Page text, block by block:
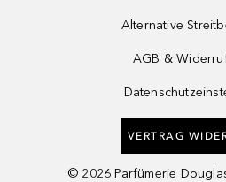
Alternative
AGB &
VERTRAG
© 2026 Parfümerie